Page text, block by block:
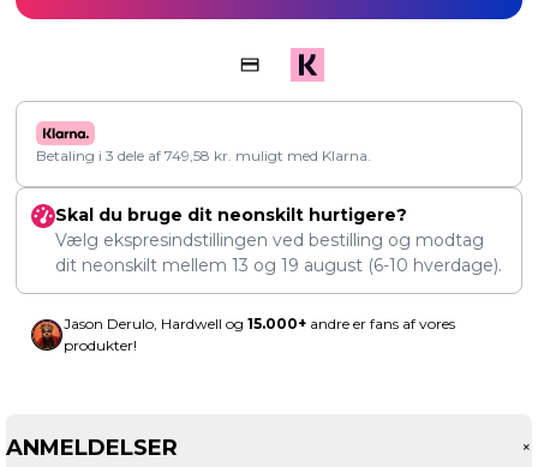
Betaling i 3 dele af 749,58 kr. muligt med Klarna.
Skal du bruge dit neonskilt hurtigere?
Vælg ekspresindstillingen ved bestilling og modtag
dit neonskilt mellem 13 og 19 august (6-10 hverdage).
Jason Derulo, Hardwell og 15.000+ andre er fans af vores
produkter!
ANMELDELSER +